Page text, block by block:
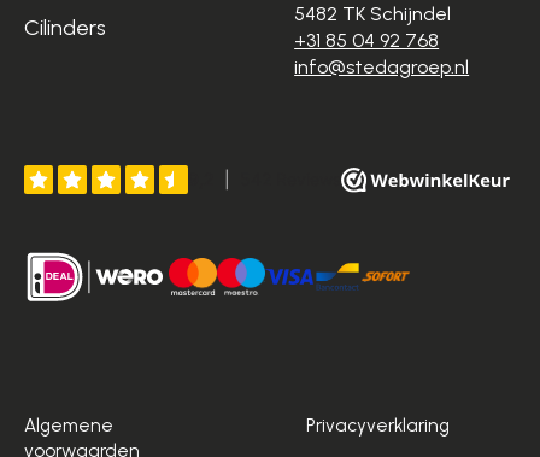
Cilinders
5482 TK Schijndel
+31 85 04 92 768
info@stedagroep.nl
Algemene
voorwaarden
Privacyverklaring